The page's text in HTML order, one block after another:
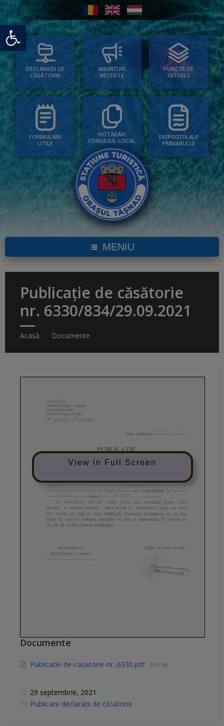
Deschide bara de unelte
DECLARAȚII DE
CĂSĂTORIE
ANUNȚURI
RECENTE
PUNCTE DE
INTERES
FORMULARE
UTILE
HOTĂRÂRI
CONSILIUL LOCAL
DISPOZIȚII ALE
PRIMARULUI
MENIU
Publicație de căsătorie
nr. 6330/834/29.09.2021
Acasă Documente
View in Full Screen
Documente
Publicatie-de-casatorie-nr.-6330.pdf 240 kB
29 septembrie, 2021
C
Publicare declarații de căsătorie